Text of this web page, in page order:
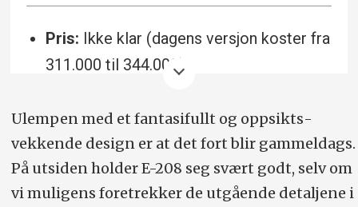
Pris: Ikke klar (dagens versjon koster fra
311.000 til 344.000).
hk/260 Nm, forhjulstrekk.
Rekkevidde (WLTP):
410 km.
Ladefart (kW):100. 20-80 prosent på 25
Ulempen med et fantasifullt og oppsikts­
vekkende design er at det fort blir gammeldags.
På utsiden holder E-208 seg svært godt, selv om
vi muligens foretrekker de utgående detaljene i